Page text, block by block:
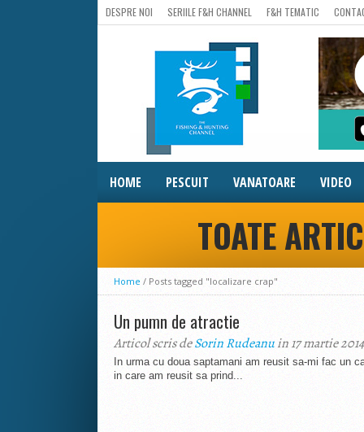
DESPRE NOI SERIILE F&H CHANNEL F&H TEMATIC
HOME PESCUIT VANATOARE VIDEO
TOATE
Home / Posts tagged "localizare crap"
Un pumn de atractie
Articol scris deSorin Rudeanuin 17 martie 2014
In urma cu doua saptamani am reusit sa-mi fac un
in care am reusit sa prind...